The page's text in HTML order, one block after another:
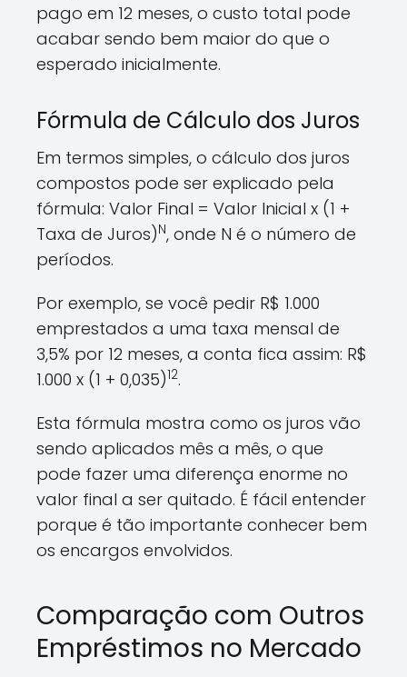
pago em 12 meses, o custo total pode
acabar sendo bem maior do que o
esperado inicialmente.
Fórmula de Cálculo dos Juros
Em termos simples, o cálculo dos juros
compostos pode ser explicado pela
fórmula: Valor Final = Valor Inicial x (1 +
Taxa de Juros)N, onde N é o número de
períodos.
Por exemplo, se você pedir R$ 1.000
emprestados a uma taxa mensal de
3,5% por 12 meses, a conta fica assim: R$
1.000 x (1 + 0,035)12.
Esta fórmula mostra como os juros vão
sendo aplicados mês a mês, o que
pode fazer uma diferença enorme no
valor final a ser quitado. É fácil entender
porque é tão importante conhecer bem
os encargos envolvidos.
Comparação com Outros
Empréstimos no Mercado